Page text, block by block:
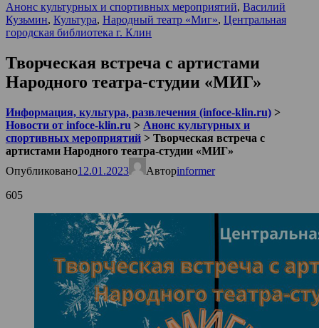
Анонс культурных и спортивных мероприятий, Василий
Кузьмин, Культура, Народный театр «Миг», Центральная
городская библиотека г. Клин
Творческая встреча с артистами
Народного театра-студии «МИГ»
Информация, культура, развлечения (infoce-klin.ru) >
Новости от infoce-klin.ru > Анонс культурных и
спортивных мероприятий > Творческая встреча с
артистами Народного театра-студии «МИГ»
Опубликовано12.01.2023 Авторinformer
605